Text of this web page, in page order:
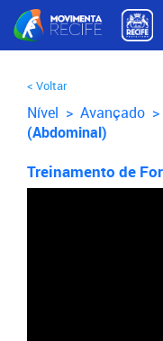
< Voltar
Nível > Avançado >
(Abdominal)
Treinamento de